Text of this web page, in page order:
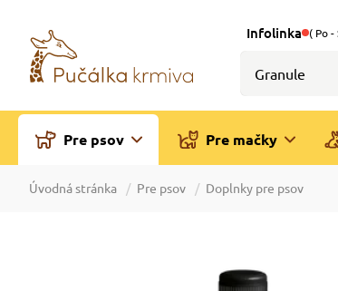
Infolinka ( Po
Pre psov Pre mačky
Úvodná stránka Pre psov Doplnky pre psov